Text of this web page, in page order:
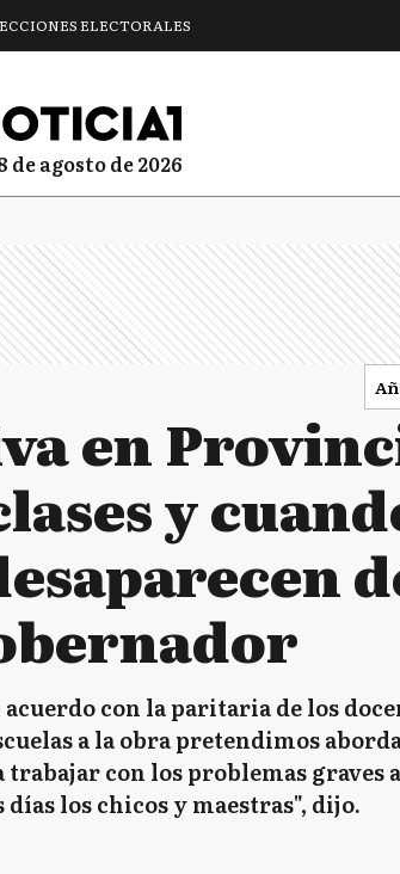
ELECTORALES
de agosto de 2026
en
y
con la paritaria de los
a la obra pretendimos
con los problemas graves
los chicos y maestras", dijo.